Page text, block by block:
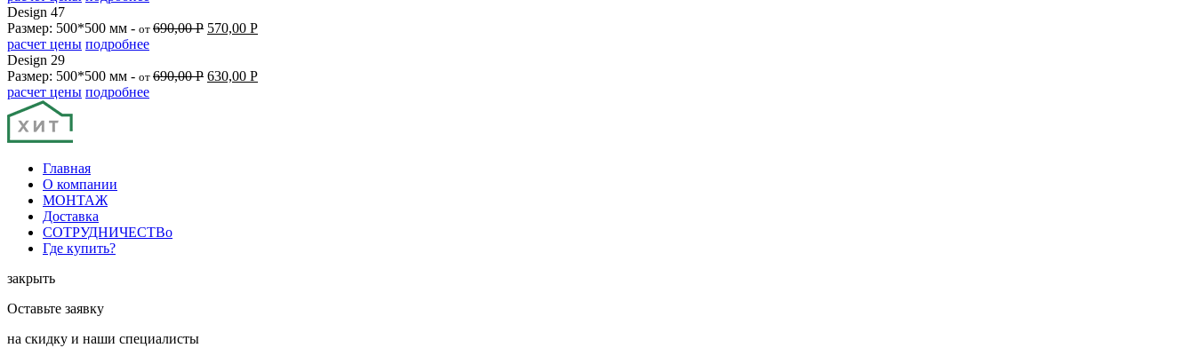
Design 47
Размер: 500*500 мм - от 690,00Р 570,00 Р
расчет цены подробнее
Design 29
Размер: 500*500 мм - от 690,00Р 630,00 Р
расчет цены подробнее
Главная
О компании
МОНТАЖ
Доставка
СОТРУДНИЧЕСТВо
Где купить?
закрыть
Оставьте заявку
на скидку и наши специалисты